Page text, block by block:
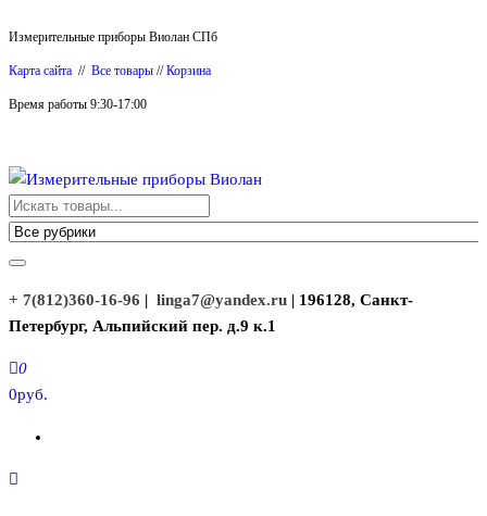
к
содержимому
Измерительные приборы Виолан СПб
Карта сайта // Все товары //Корзина
Время работы 9:30-17:00
Измерительные приборы Виолан
+ 7(812)360-16-96 | linga7@yandex.ru | 196128, Санкт-
Петербург, Альпийский пер. д.9 к.1
0
0руб.